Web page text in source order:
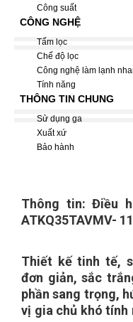
Công suất
CÔNG NGHỆ
Tấm lọc
Chế độ lọc
Công nghệ làm lạnh
Tính năng
THÔNG TIN CHUNG
Sử dụng ga
Xuất xứ
Bảo hành
Thông tin: Điều
ATKQ35TAVMV-
Thiết kế tinh tế,
đơn giản, sắc
phần sang trọng,
vị gia chủ khó tính